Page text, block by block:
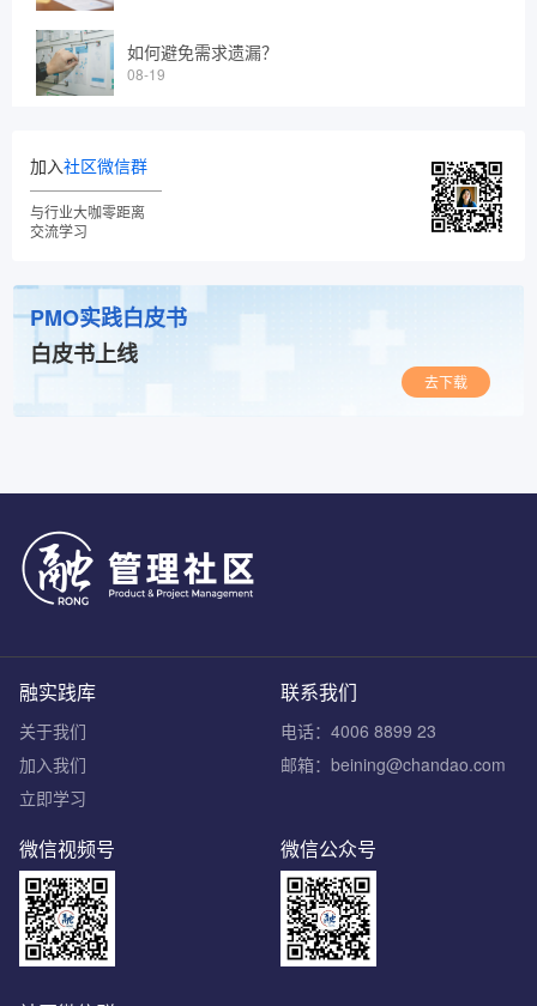
如何避免需求遗漏？
08-19
加入社区微信群
与行业大咖零距离
交流学习
PMO实践白皮书
白皮书上线
去下载
联系我们
电话：4006 8899 23
邮箱：beining@chandao.com
融实践库
关于我们
加入我们
立即学习
微信公众号
微信视频号